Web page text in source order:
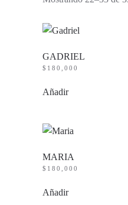
GADRIEL
$ 180,000
Añadir
MARIA
$ 180,000
Añadir